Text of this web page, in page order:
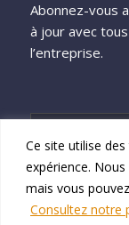
Ce site utilise
expérience.
mais vous
Consultez notre
Abonnez-vous
à jour avec
l’entreprise.
S'inscrire